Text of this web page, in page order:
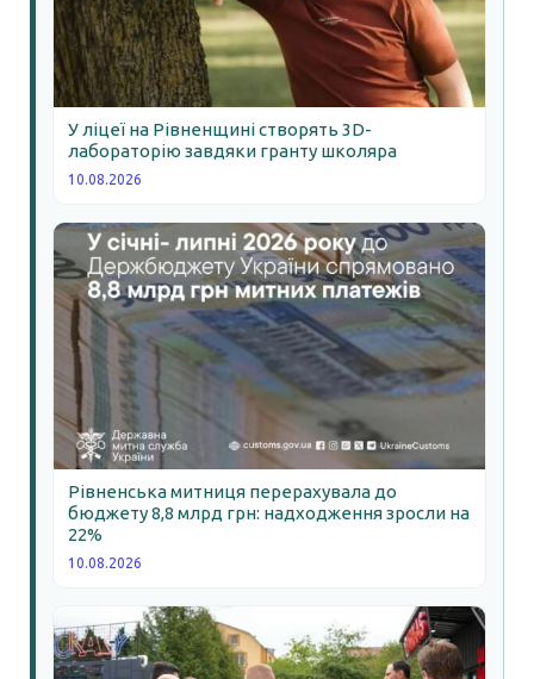
У ліцеї на Рівненщині створять 3D-
лабораторію завдяки гранту школяра
10.08.2026
Рівненська митниця перерахувала до
бюджету 8,8 млрд грн: надходження зросли на
22%
10.08.2026